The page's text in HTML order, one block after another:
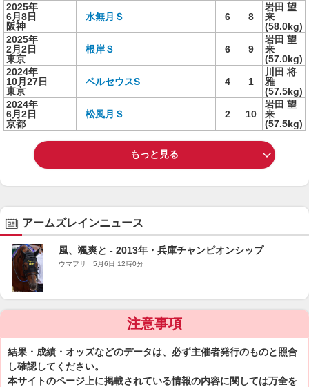
2025年
6月8日
阪神
水無月Ｓ 6 8
岩田 望
来
(58.0kg)
2025年
2月2日
東京
根岸Ｓ 6 9
岩田 望
来
(57.0kg)
2024年
10月27日
東京
ペルセウスS 4 1
川田 将
雅
(57.5kg)
2024年
6月2日
京都
松風月Ｓ 2 10
岩田 望
来
(57.5kg)
もっと見る
アームズレインニュース
風、颯爽と - 2013年・兵庫チャンピオンシップ
ウマフリ 5月6日 12時0分
注意事項
結果・成績・オッズなどのデータは、必ず主催者発行のものと照合
し確認してください。
本サイトのページ上に掲載されている情報の内容に関しては万全を